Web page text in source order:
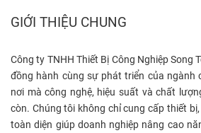
GIỚI THIỆU CHUNG
Công ty TNHH Thiết Bị Công Nghiệp Song
đồng hành cùng sự phát triển của ngành
nơi mà công nghệ, hiệu suất và chất
còn. Chúng tôi không chỉ cung cấp thiết
toàn diện giúp doanh nghiệp nâng cao